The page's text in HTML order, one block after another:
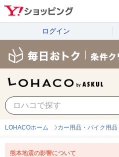
ログイン
バイク用 ナックルガード・ハン
LOHACOホーム カー用品・バイク用品
熊本地震の影響について